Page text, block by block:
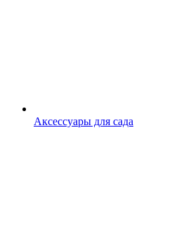
Аксессуары для сада